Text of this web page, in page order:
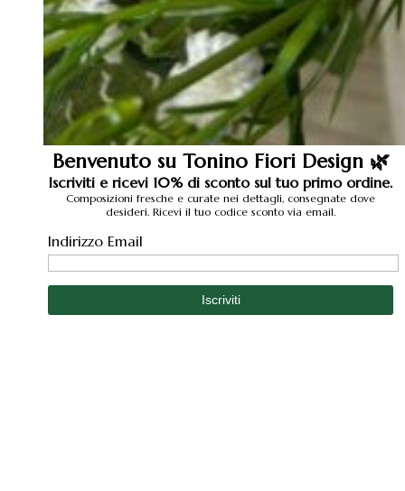
Benvenuto su Tonino Fiori Design 🌿
Iscriviti e ricevi 10% di sconto sul tuo primo ordine.
Composizioni fresche e curate nei dettagli, consegnate dove
desideri. Ricevi il tuo codice sconto via email.
Indirizzo Email